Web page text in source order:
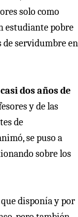
solo como
estudiante pobre
servidumbre en
dos años de
y de las
de
se puso a
sobre los
disponía y por